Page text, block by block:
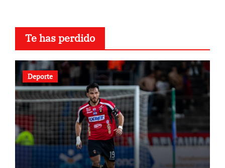
Te has perdido
Deporte